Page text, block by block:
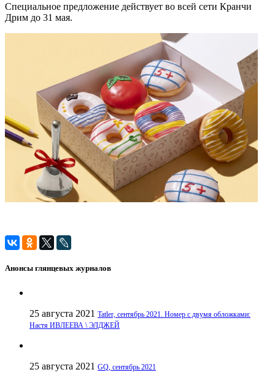
Специальное предложение действует во всей сети Кранчи
Дрим до 31 мая.
Анонсы глянцевых журналов
25 августа 2021 Tatler, сентябрь 2021. Номер с двумя обложками:
Настя ИВЛЕЕВА \ ЭЛДЖЕЙ
25 августа 2021 GQ, сентябрь 2021